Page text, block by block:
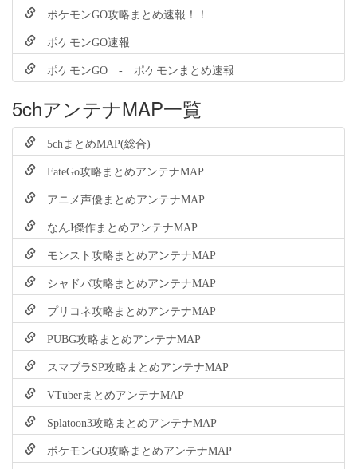
ポケモンGO攻略まとめ速報！！
ポケモンGO速報
ポケモンGO - ポケモンまとめ速報
5chアンテナMAP一覧
5chまとめMAP(総合)
FateGo攻略まとめアンテナMAP
アニメ声優まとめアンテナMAP
なんJ傑作まとめアンテナMAP
モンスト攻略まとめアンテナMAP
シャドバ攻略まとめアンテナMAP
プリコネ攻略まとめアンテナMAP
PUBG攻略まとめアンテナMAP
スマブラSP攻略まとめアンテナMAP
VTuberまとめアンテナMAP
Splatoon3攻略まとめアンテナMAP
ポケモンGO攻略まとめアンテナMAP